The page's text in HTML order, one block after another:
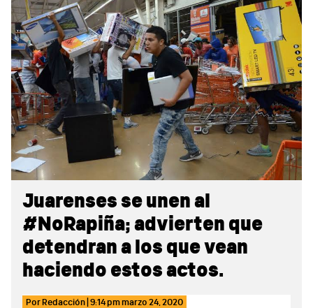
Juarenses se unen al
#NoRapiña; advierten que
detendran a los que vean
haciendo estos actos.
Por Redacción 9:14 pmmarzo 24, 2020
Sidebar